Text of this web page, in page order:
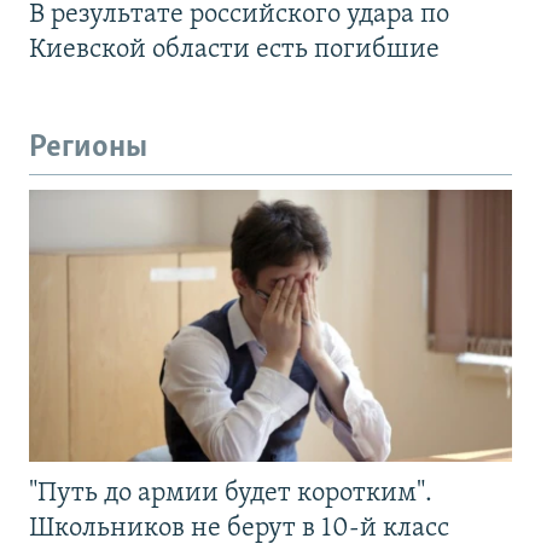
В результате российского удара по
Киевской области есть погибшие
Регионы
"Путь до армии будет коротким".
Школьников не берут в 10-й класс